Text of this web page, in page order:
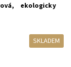
ekologicky
SKLADEM